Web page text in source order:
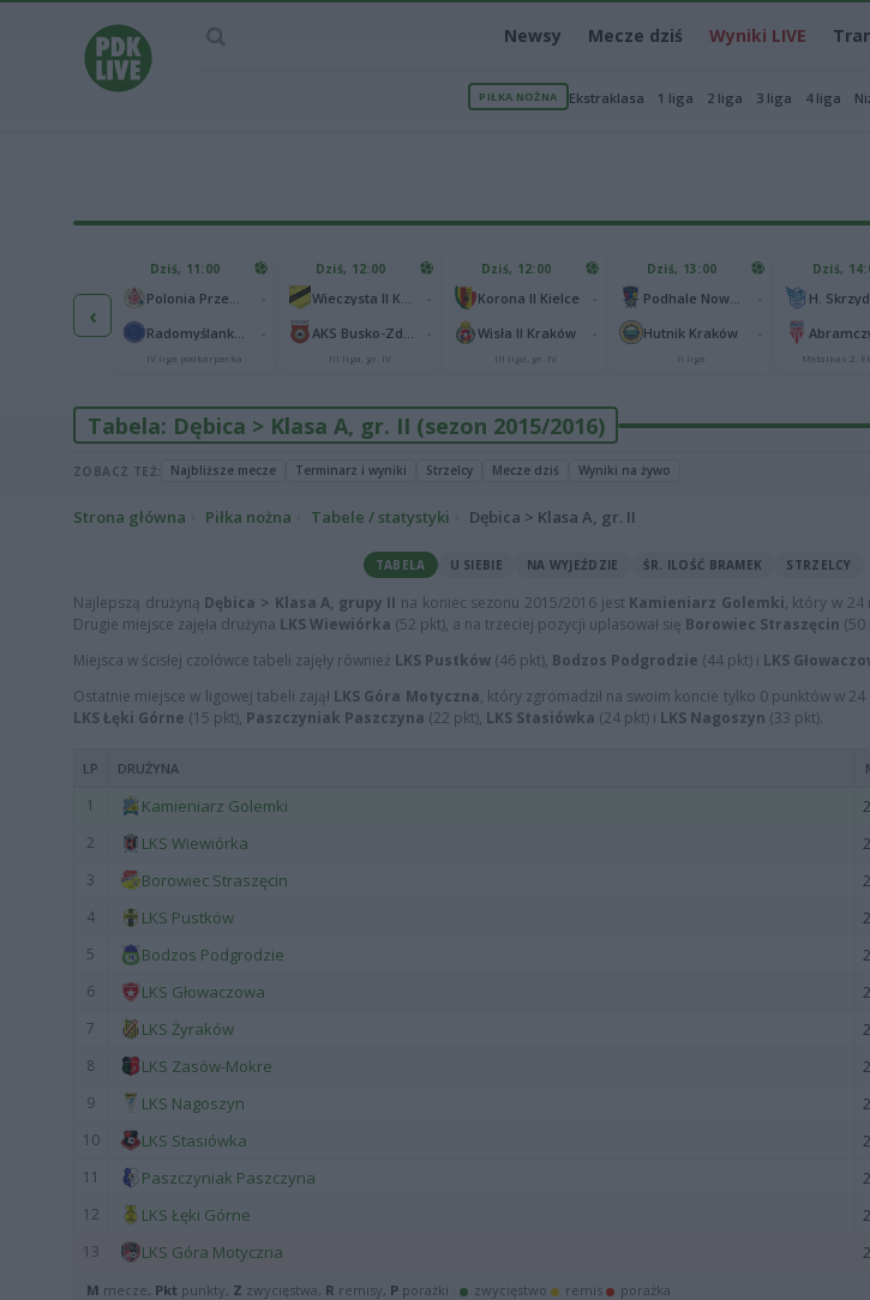
Newsy Mecze dziś Wyniki LIVE
PIŁKA NOŻNA Ekstraklasa 1 liga 2 liga 3 liga 4 liga
‹
Polonia Warszawa 1
Chorzów 1
Dziś, 11:00
IV liga podkarpacka
Dziś, 12:00
III liga, gr. IV
Dziś, 12:00
Korona II Kielce
Wisła II Kraków
III liga, gr. IV
Dziś, 13:00
Hutnik Kraków
II liga
Dziś,
Metalkas 2.
Tabela: Dębica > Klasa A, gr. II (sezon 2015/2016)
ZOBACZ TEŻ: Najbliższe mecze Terminarz i wyniki Strzelcy Mecze dziś Wyniki na żywo
Strona główna Piłka nożna Tabele / statystyki Dębica > Klasa A, gr. II
TABELA U SIEBIE NA WYJEŹDZIE ŚR. ILOŚĆ BRAMEK STRZELCY
Najlepszą drużyną Dębica > Klasa A, grupy II na koniec sezonu 2015/2016 jest Kamieniarz Golemki, który w 24
Drugie miejsce zajęła drużyna LKS Wiewiórka (52 pkt), a na trzeciej pozycji uplasował się Borowiec Straszęcin (50
Miejsca w ścisłej czołówce tabeli zajęły również LKS Pustków (46 pkt), Bodzos Podgrodzie (44 pkt) i LKS
Ostatnie miejsce w ligowej tabeli zajął LKS Góra Motyczna, który zgromadził na swoim koncie tylko 0 punktów w
LKS Łęki Górne (15 pkt), Paszczyniak Paszczyna (22 pkt), LKS Stasiówka (24 pkt) i LKS Nagoszyn (33 pkt).
LP DRUŻYNA
1 Kamieniarz Golemki
2 LKS Wiewiórka
3 Borowiec Straszęcin
4 LKS Pustków
5 Bodzos Podgrodzie
6 LKS Głowaczowa
7 LKS Żyraków
8 LKS Zasów-Mokre
9 LKS Nagoszyn
10 LKS Stasiówka
11 Paszczyniak Paszczyna
12 LKS Łęki Górne
13 LKS Góra Motyczna
M mecze, Pkt punkty, Z zwycięstwa, R remisy, P porażki · zwycięstwo remis porażka